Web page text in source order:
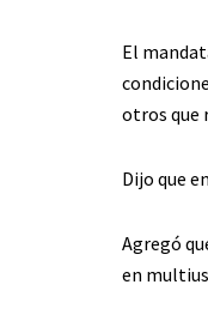
El
otros que
Dijo que
Agregó
en